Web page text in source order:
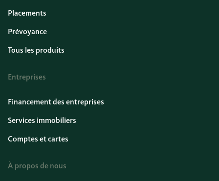
Placements
Prévoyance
Tous les produits
Entreprises
Financement des entreprises
Services immobiliers
Comptes et cartes
À propos de nous